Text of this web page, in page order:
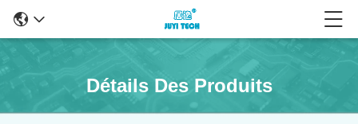
Détails Des Produits